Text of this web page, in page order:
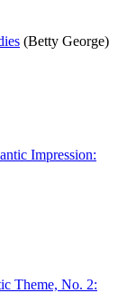
(Betty George)
Impression:
Theme, No. 2: